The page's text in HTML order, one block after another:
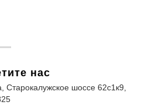
нас
Старокалужское шоссе 62с1к9,